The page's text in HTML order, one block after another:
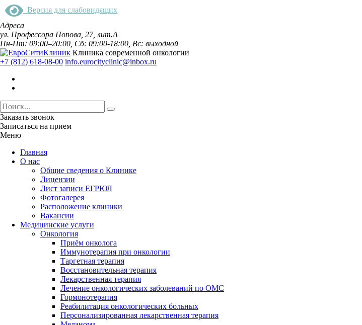
Версия для слабовидящих
Адреса
ул. Профессора Попова, 27, лит.А
Пн-Пт: 09:00–20:00, Сб: 09:00-18:00, Вс: выходной
Клиника современной онкологии
+7 (812) 618-08-00 info.eurocityclinic@inbox.ru
Заказать звонок
Записаться на прием
Меню
Главная
О нас
Общие сведения о Клинике
Лицензии
Лист записи ЕГРЮЛ
Фотогалерея
Расположение клиники
Вакансии
Медицинские услуги
Онкология
Приём онколога
Иммунотерапия при онкологии
Таргетная терапия
Восстановительная терапия
Лекарственная терапия
Лечение онкологических заболеваний по ОМС
Гормонотерапия
Реабилитация онкологических больных
Персонализированная лекарственная терапия